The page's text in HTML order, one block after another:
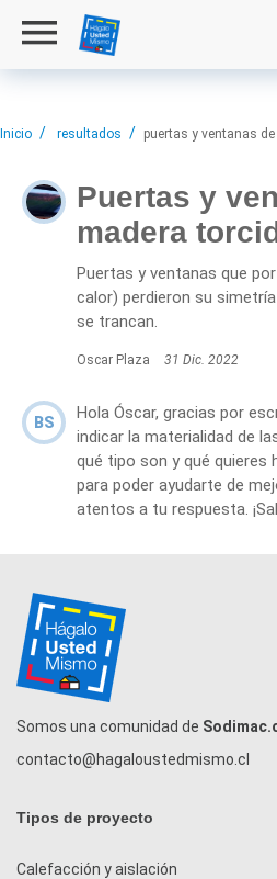
Inicio resultados puertas y ventanas
Puertas y
madera
Puertas y ventanas que
calor) perdieron su
se trancan.
Oscar Plaza 31 Dic. 2022
BS
Hola Óscar, gracias por
indicar la materialidad de
qué tipo son y qué quieres
para poder ayudarte de
atentos a tu respuesta.
Somos una comunidad de
contacto@hagaloustedmismo.cl
Tipos de proyecto
Calefacción y aislación